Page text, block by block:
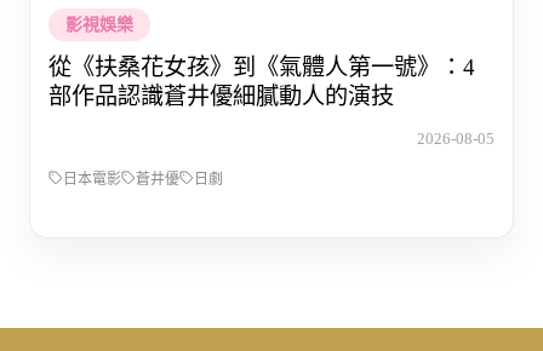
影視娛樂
從《扶桑花女孩》到《氣體人第一號》：4
部作品認識蒼井優細膩動人的演技
2026-08-05
日本電影 蒼井優 日劇